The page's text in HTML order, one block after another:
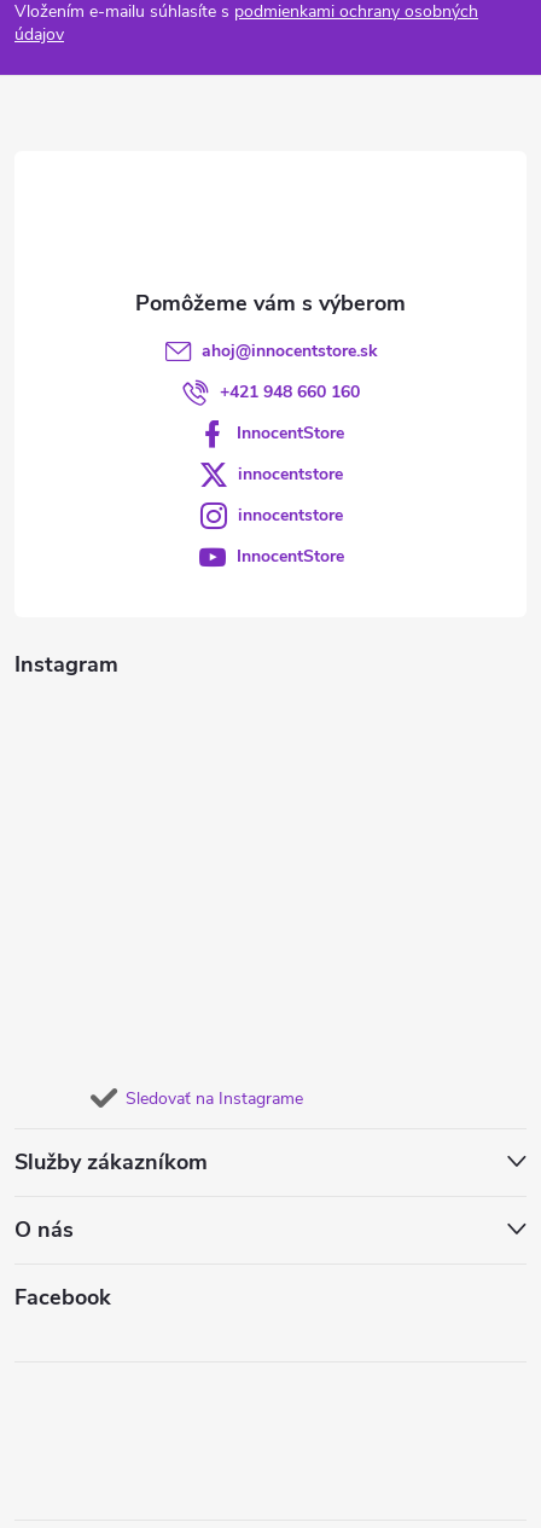
p
Vložením e-mailu súhlasíte s podmienkami ochrany osobných
údajov
Instagram
Sledovať na Instagrame
Služby zákazníkom
O nás
Facebook
ahoj@innocentstore.sk
+421 948 660 160
InnocentStore
innocentstore
innocentstore
InnocentStore